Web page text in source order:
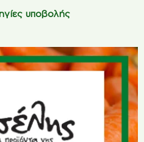
υποβολής